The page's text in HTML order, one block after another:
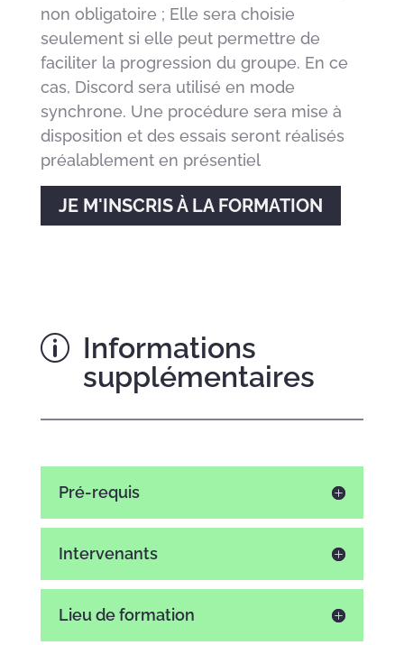
non obligatoire ; Elle sera choisie
seulement si elle peut permettre de
faciliter la progression du groupe. En ce
cas, Discord sera utilisé en mode
synchrone. Une procédure sera mise à
disposition et des essais seront réalisés
préalablement en présentiel
JE M'INSCRIS À LA FORMATION
p Informations
supplémentaires
Pré-requis
Intervenants
Lieu de formation